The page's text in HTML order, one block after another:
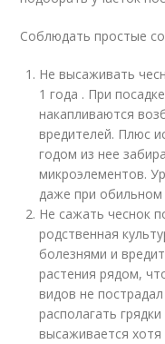
Соблюдать простые
Не высаживать
1 года . При
накапливаются
вредителей. Плюс
годом из нее
микроэлементов.
даже при обильном
Не сажать чеснок
родственная
болезнями и
растения рядом,
видов не
располагать
высаживается